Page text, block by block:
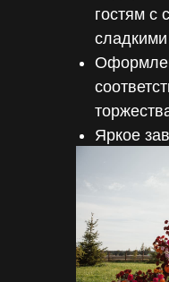
гостям с
Яркое